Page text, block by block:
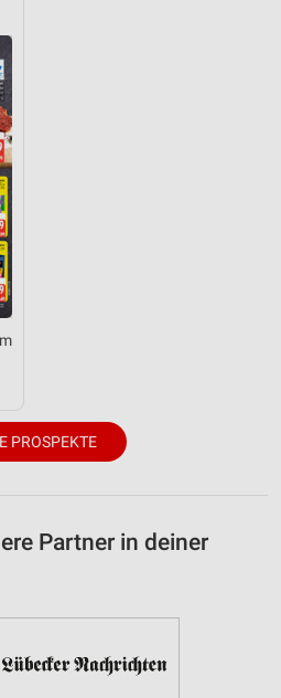
PROSPEKTE
Partner in deiner